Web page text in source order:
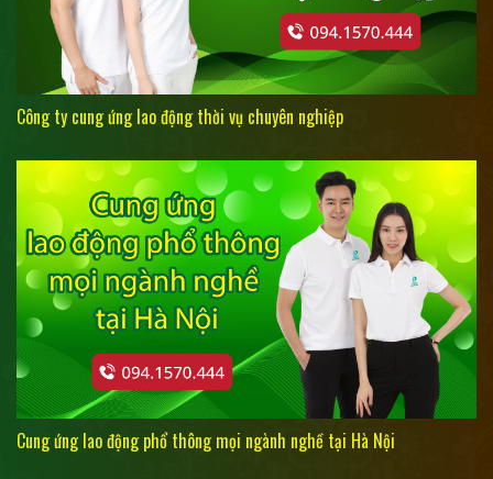
Công ty cung ứng lao động thời vụ chuyên nghiệp
Cung ứng lao động phổ thông mọi ngành nghề tại Hà Nội